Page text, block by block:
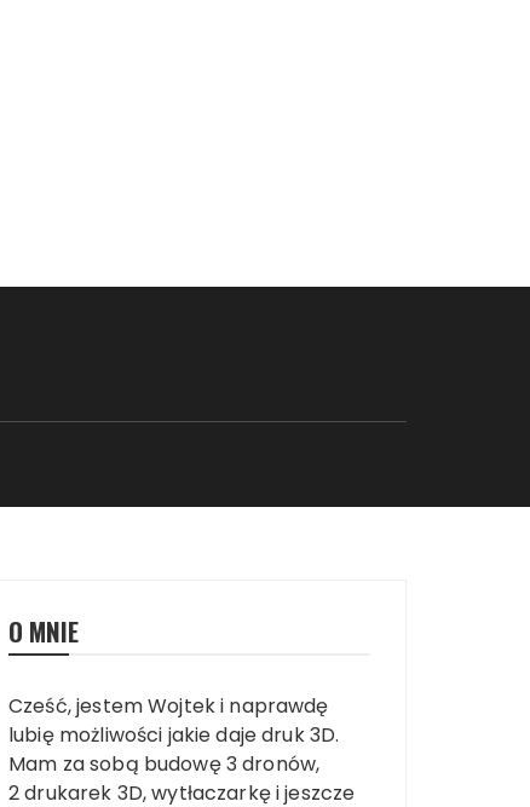
O MNIE
Cześć, jestem Wojtek i naprawdę
lubię możliwości jakie daje druk 3D.
Mam za sobą budowę 3 dronów,
2 drukarek 3D, wytłaczarkę i jeszcze